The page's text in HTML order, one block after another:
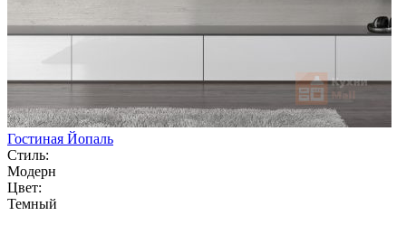
Гостиная Йопаль
Стиль:
Модерн
Цвет:
Темный